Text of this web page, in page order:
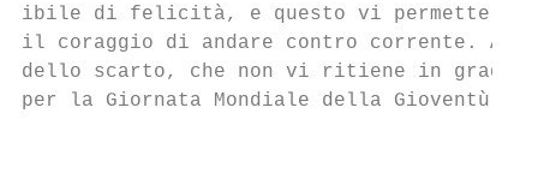
ibile di felicità, e questo vi permetterà di
il coraggio di andare contro corrente.
dello scarto, che non vi ritiene in grado
per la Giornata Mondiale della Gioventù